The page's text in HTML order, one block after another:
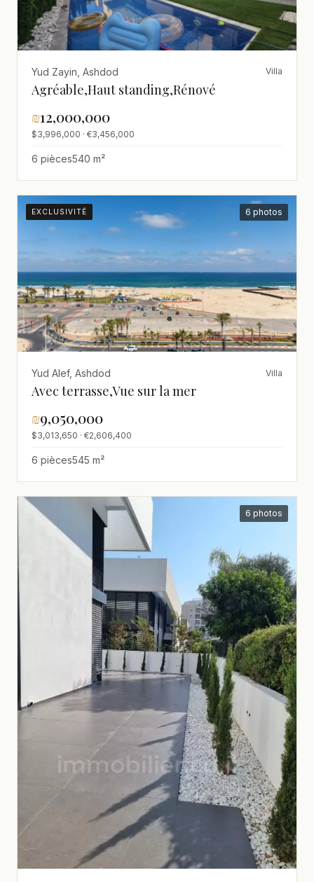
Yud Zayin, Ashdod Villa
Agréable,Haut standing,Rénové
₪12,000,000
$3,996,000 · €3,456,000
6 pièces540 m²
EXCLUSIVITÉ 6 photos
Yud Alef, Ashdod Villa
Avec terrasse,Vue sur la mer
₪9,050,000
$3,013,650 · €2,606,400
6 pièces545 m²
6 photos